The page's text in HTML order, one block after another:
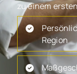
zu einem
Region